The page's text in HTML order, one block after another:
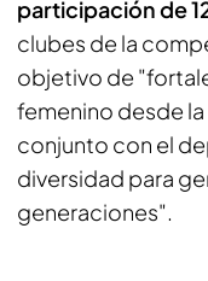
participación de
clubes de la
objetivo de
femenino desde
conjunto con el
diversidad para
generaciones".